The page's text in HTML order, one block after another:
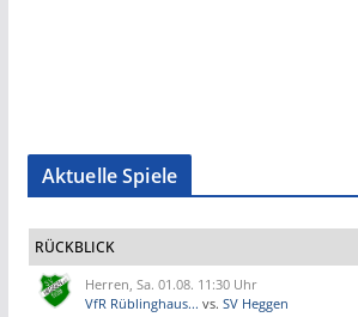
Aktuelle Spiele
RÜCKBLICK
Herren, Sa. 01.08. 11:30 Uhr
VfR Rüblinghaus... vs. SV Heggen